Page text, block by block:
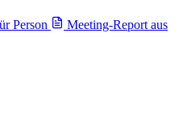
Person
Meeting-Report aus